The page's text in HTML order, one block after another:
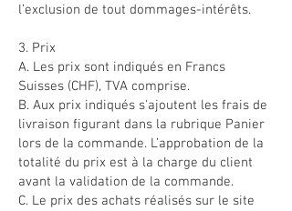
l’exclusion de tout dommages-intérêts.
3. Prix
A. Les prix sont indiqués en Francs
Suisses (CHF), TVA comprise.
B. Aux prix indiqués s'ajoutent les frais de
livraison figurant dans la rubrique Panier
lors de la commande. L’approbation de la
totalité du prix est à la charge du client
avant la validation de la commande.
C. Le prix des achats réalisés sur le site